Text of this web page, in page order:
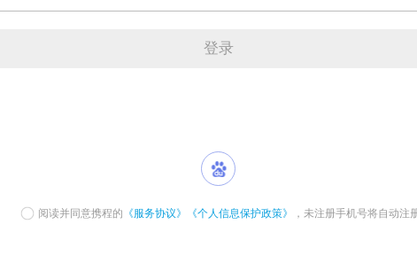
登录
阅读并同意携程的 《服务协议》 《个人信息保护政策》 ，未注册手机号将自动注